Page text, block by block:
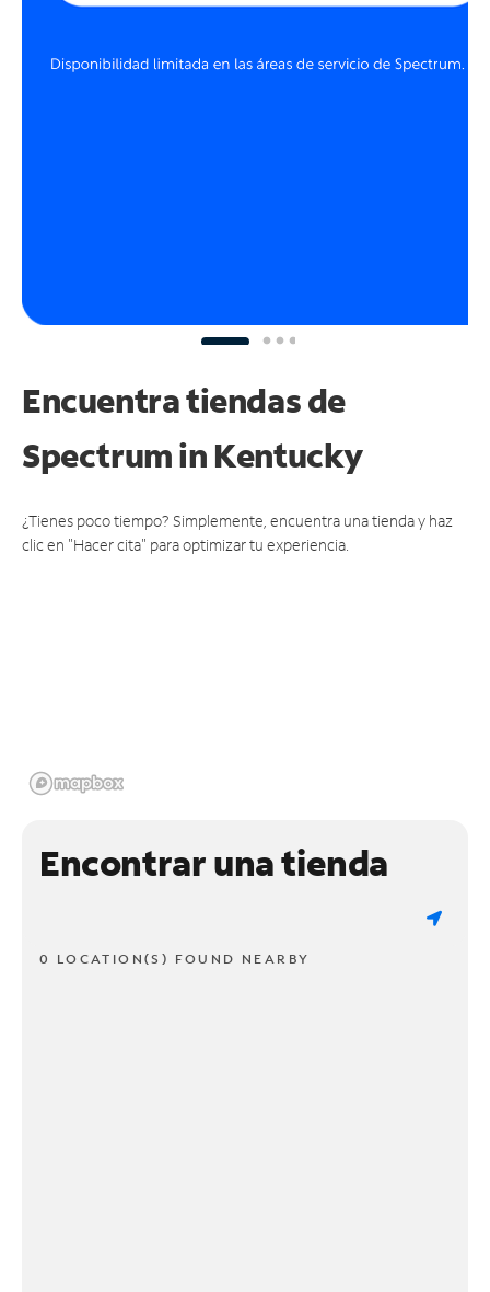
Encuentra tiendas de
Spectrumin Kentucky
¿Tienes poco tiempo? Simplemente, encuentra una tienda y haz
clic en "Hacer cita" para optimizar tu experiencia.
Encontrar una tienda
0 LOCATION(S) FOUND NEARBY